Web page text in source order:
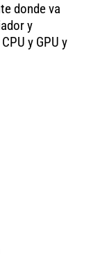
donde va
y
y GPU y